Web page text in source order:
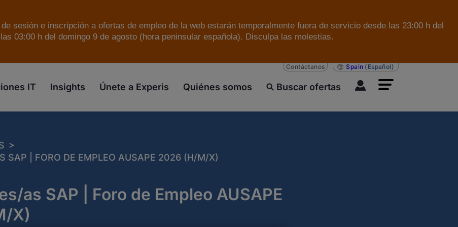
sesión e inscripción a ofertas de empleo de la web estarán temporalmente fuera de servicio desde las 23:00 h del
03:00 h del domingo 9 de agosto (hora peninsular española). Disculpa las molestias.
IT Insights Únete a Experis Quiénes somos Buscar ofertas
Contáctanos Spain (Español)
>
SAP | FORO DE EMPLEO AUSAPE 2026 (H/M/X)
as SAP | Foro de Empleo AUSAPE
X)